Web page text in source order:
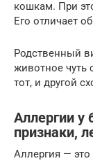
кошкам. При
Его отличает
Родственный
животное чуть
тот, и другой
Аллергии
признаки,
Аллергия —